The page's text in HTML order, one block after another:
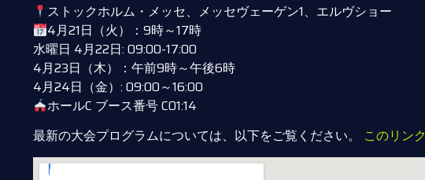
ストックホルム・メッセ、メッセヴェーゲン1、エルヴショー
4月21日（火）：9時～17時
水曜日 4月22日: 09:00-17:00
4月23日（木）：午前9時～午後6時
4月24日（金）: 09:00～16:00
ホールC ブース番号 C01:14
最新の大会プログラムについては、以下をご覧ください。 このリンク